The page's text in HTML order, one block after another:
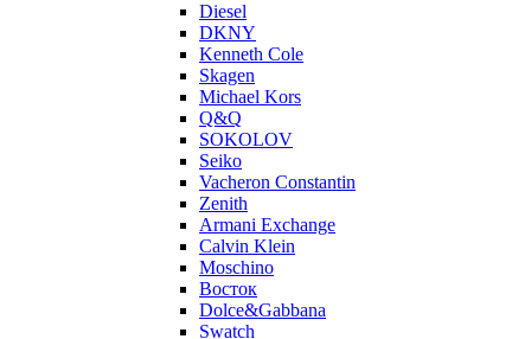
Diesel
DKNY
Kenneth Cole
Skagen
Michael Kors
Q&Q
SOKOLOV
Seiko
Vacheron Constantin
Zenith
Armani Exchange
Calvin Klein
Moschino
Восток
Dolce&Gabbana
Swatch